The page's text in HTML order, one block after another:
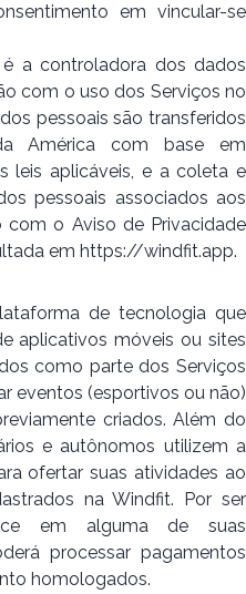
em vincular-se
a controladora dos dados
com o uso dos Serviços no
pessoais são transferidos
América com base em
leis aplicáveis, e a coleta e
pessoais associados aos
o Aviso de Privacidade
em https://windfit.app.
de tecnologia que
aplicativos móveis ou sites
como parte dos Serviços
eventos (esportivos ou não)
criados. Além do
e autônomos utilizem a
ofertar suas atividades ao
na Windfit. Por ser
em alguma de suas
processar pagamentos
homologados.